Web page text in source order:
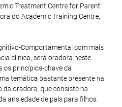
Treatment Centre for Parent
do Academic Training Centre,
Comportamental com mais
clínica, será oradora neste
os princípios-chave da
temática bastante presente na
da oradora, que consiste na
ansiedade de pais para filhos.